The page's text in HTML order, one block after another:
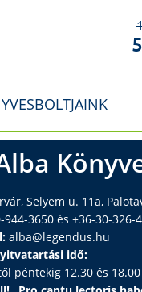
Selyem u. 11a,
3650 és +36-30-326-
alba@legendus.hu
idő:
péntekig 12.30 és